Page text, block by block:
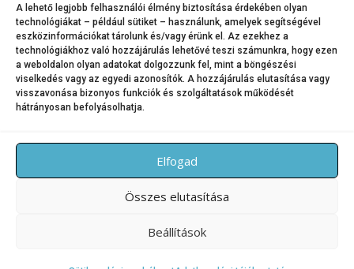
A lehető legjobb felhasználói élmény biztosítása érdekében olyan
technológiákat – például sütiket – használunk, amelyek segítségével
eszközinformációkat tárolunk és/vagy érünk el. Az ezekhez a
technológiákhoz való hozzájárulás lehetővé teszi számunkra, hogy ezen
a weboldalon olyan adatokat dolgozzunk fel, mint a böngészési
viselkedés vagy az egyedi azonosítók. A hozzájárulás elutasítása vagy
visszavonása bizonyos funkciók és szolgáltatások működését
hátrányosan befolyásolhatja.
Elfogad
Összes elutasítása
Beállítások
A Széchenyi István Egyetem győri campusa – szeptembertől ismét sokan
kezdik meg itt a tanulmányaikat.
(Fotó: Korcz Miklós Máté/Széchenyi István Egyetem)
KATEGÓRIA:HÍREK